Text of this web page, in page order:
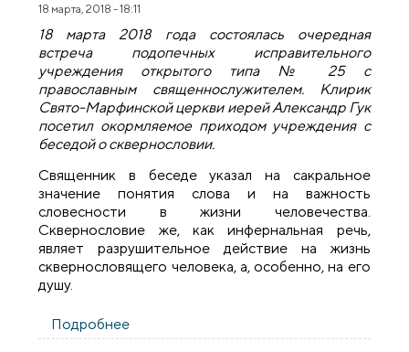
18 марта, 2018 - 18:11
18 марта 2018 года состоялась очередная
встреча подопечных исправительного
учреждения открытого типа № 25 с
православным священнослужителем. Клирик
Свято-Марфинской церкви иерей Александр Гук
посетил окормляемое приходом учреждения с
беседой о сквернословии.
Священник в беседе указал на сакральное
значение понятия слова и на важность
словесности в жизни человечества.
Сквернословие же, как инфернальная речь,
являет разрушительное действие на жизнь
сквернословящего человека, а, особенно, на его
душу.
Подробнее
сквернословии с подопечными ИОУТ